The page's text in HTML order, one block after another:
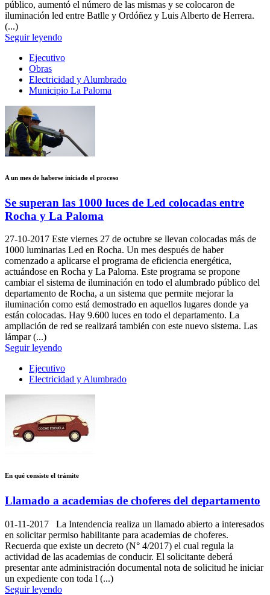
público, aumentó el número de las mismas y se colocaron de
iluminación led entre Batlle y Ordóñez y Luis Alberto de Herrera.
(...)
Seguir leyendo
Ejecutivo
Obras
Electricidad y Alumbrado
Municipio La Paloma
A un mes de haberse iniciado el proceso
Se superan las 1000 luces de Led colocadas entre
Rocha y La Paloma
27-10-2017 Este viernes 27 de octubre se llevan colocadas más de
1000 luminarias Led en Rocha. Un mes después de haber
comenzado a aplicarse el programa de eficiencia energética,
actuándose en Rocha y La Paloma. Este programa se propone
cambiar el sistema de iluminación en todo el alumbrado público del
departamento de Rocha, a un sistema que permite mejorar la
iluminación como está demostrado en aquellos lugares donde ya
están colocadas. Hay 9.600 luces en todo el departamento. La
ampliación de red se realizará también con este nuevo sistema. Las
lámpar (...)
Seguir leyendo
Ejecutivo
Electricidad y Alumbrado
En qué consiste el trámite
Llamado a academias de choferes del departamento
01-11-2017 La Intendencia realiza un llamado abierto a interesados
en solicitar permiso habilitante para academias de choferes.
Recuerda que existe un decreto (N° 4/2017) el cual regula la
actividad de las academias de conducir. El solicitante deberá
presentar ante administración documental nota de solicitud he iniciar
un expediente con toda l (...)
Seguir leyendo